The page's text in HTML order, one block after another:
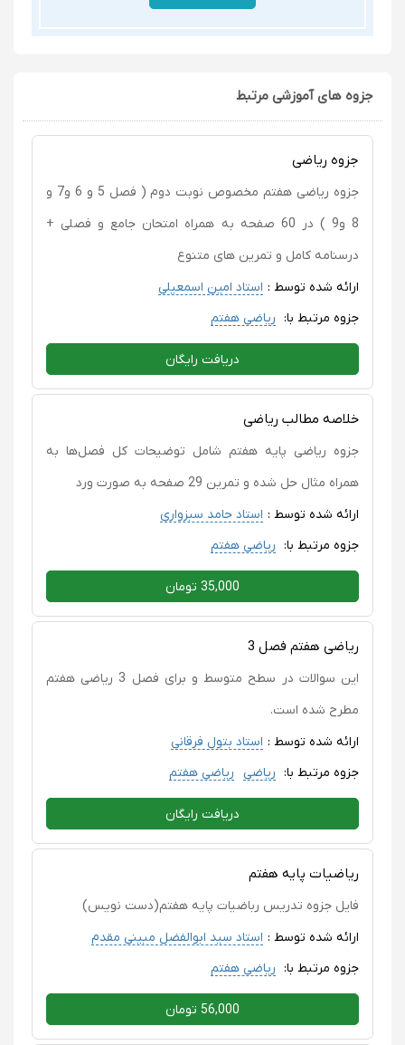
جزوه های آموزشی مرتبط
جزوه ریاضی
جزوه ریاضی هفتم مخصوص نوبت دوم ( فصل 5 و 6 و7 و
8 و9 ) در 60 صفحه به همراه امتحان جامع و فصلی +
درسنامه کامل و تمرین های متنوع
ارائه شده توسط : استاد امین اسمعیلی
جزوه مرتبط با: ریاضی هفتم
دریافت رایگان
خلاصه مطالب ریاضی
جزوه ریاضی پایه هفتم شامل توضیحات کل فصل‌ها به
همراه مثال حل شده و تمرین 29 صفحه به صورت ورد
ارائه شده توسط : استاد حامد سبزواری
جزوه مرتبط با: ریاضی هفتم
35,000 تومان
ریاضی هفتم فصل 3
این سوالات در سطح متوسط و برای فصل 3 ریاضی هفتم
مطرح شده است.
ارائه شده توسط : استاد بتول فرقانی
جزوه مرتبط با: ریاضی ریاضی هفتم
دریافت رایگان
ریاضیات پایه هفتم
فایل جزوه تدریس رباضیات پایه هفتم(دست نویس)
ارائه شده توسط : استاد سید ابوالفضل مبینی مقدم
جزوه مرتبط با: ریاضی هفتم
56,000 تومان